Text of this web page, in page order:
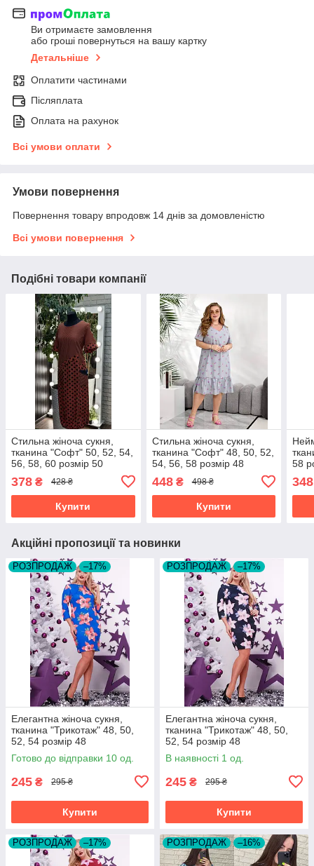
Ви отримаєте замовлення
або гроші повернуться на вашу картку
Детальніше
Оплатити частинами
Післяплата
Оплата на рахунок
Всі умови оплати
Умови повернення
Повернення товару впродовж 14 днів за домовленістю
Всі умови повернення
Подібні товари компанії
Стильна жіноча сукня,
тканина "Софт" 50, 52, 54,
56, 58, 60 розмір 50
378 ₴ 428 ₴
Купити
Стильна жіноча сукня,
тканина "Софт" 48, 50, 52,
54, 56, 58 розмір 48
448₴ 498 ₴
Купити
58
348
Акційні пропозиції та новинки
РОЗПРОДАЖ –17%
Елегантна жіноча сукня,
тканина "Трикотаж" 48, 50,
52, 54 розмір 48
Готово до відправки 10 од.
245 ₴ 295 ₴
Купити
РОЗПРОДАЖ –17%
Елегантна жіноча сукня,
тканина "Трикотаж" 48, 50,
52, 54 розмір 48
В наявності 1 од.
245 ₴ 295 ₴
Купити
РОЗПРОДАЖ –17% РОЗПРОДАЖ –16%